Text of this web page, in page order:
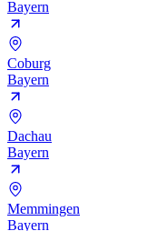
Bayern
Coburg
Bayern
Dachau
Bayern
Memmingen
Bayern